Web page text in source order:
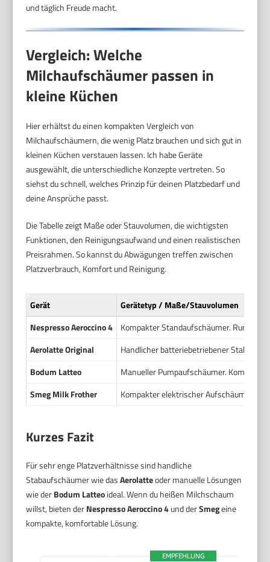
und täglich Freude macht.
Vergleich: Welche
Milchaufschäumer passen in
kleine Küchen
Hier erhältst du einen kompakten Vergleich von
Milchaufschäumern, die wenig Platz brauchen und sich gut in
kleinen Küchen verstauen lassen. Ich habe Geräte
ausgewählt, die unterschiedliche Konzepte vertreten. So
siehst du schnell, welches Prinzip für deinen Platzbedarf und
deine Ansprüche passt.
Die Tabelle zeigt Maße oder Stauvolumen, die wichtigsten
Funktionen, den Reinigungsaufwand und einen realistischen
Preisrahmen. So kannst du Abwägungen treffen zwischen
Platzverbrauch, Komfort und Reinigung.
Gerät
Gerätetyp / Maße/Stauvolumen
Nespresso Aeroccino 4
Kompakter Standaufschäumer. Rundes
Aerolatte Original
Handlicher batteriebetriebener
Bodum Latteo
Manueller Pumpaufschäumer.
Smeg Milk Frother
Kompakter elektrischer Aufschäumer im
Kurzes Fazit
Für sehr enge Platzverhältnisse sind handliche
Stabaufschäumer wie dasAerolatteoder manuelle Lösungen
wie derBodum Latteoideal. Wenn du heißen Milchschaum
willst, bieten derNespresso Aeroccino 4und derSmegeine
kompakte, komfortable Lösung.
EMPFEHLUNG